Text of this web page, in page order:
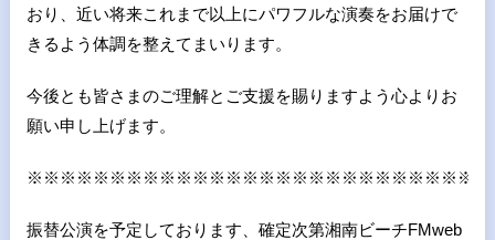
おり、 近い将来これまで以上にパワフルな演奏をお届けで
きるよう体調を整えてまいります。
今後とも皆さまのご理解とご支援を賜りますよう心よりお
願い申し 上げます。
振替公演を予定しております、 確定次第湘南ビーチFMweb